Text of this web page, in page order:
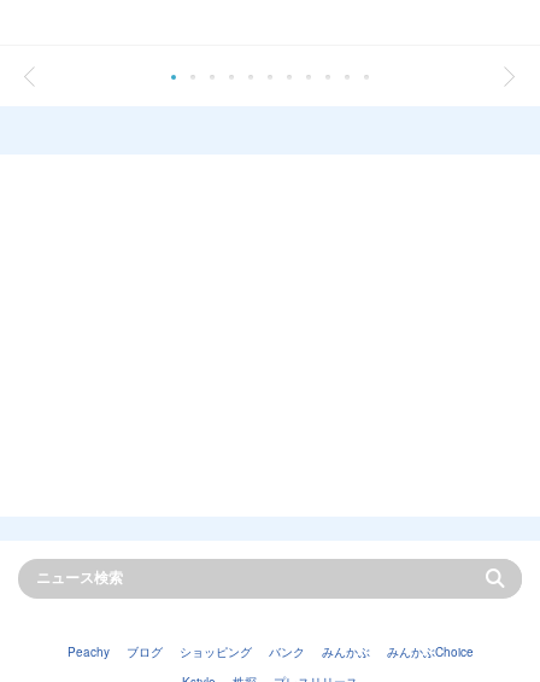
Peachy ブログ ショッピング バンク みんかぶ
みんかぶChoice